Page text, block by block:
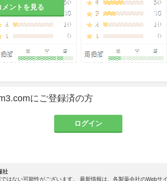
について核酸増幅検査（NAT）を実施し、
の検出限界以下のウイルスが混入している
工程である、強酸（ギ酸）存在下での加熱
るウイルスの不活性化・除去処理を実施し
とする感染症の報告はない。本剤の投与に
への説明を考慮すること。
患者又はその既往歴のある患者
れがある。［8.1、14.3.2参照］
ントを見る
にご登録済の方
ログイン
社
ない可能性がございます。 最新情報は、各製薬会社のWebサ